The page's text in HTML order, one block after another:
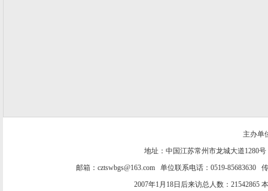
主办单
地址：中国江苏常州市龙城大道1280
邮箱：cztswbgs@163.com 单位联系电话：0519-85683630
2007年1月18日后来访总人数：21542865